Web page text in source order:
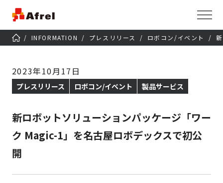
INFORMATION プレスリリース ロボコン/イベント
2023年10月17日
プレスリリース ロボコン/イベント 製品サービス
新ロボットソリューションパッケージ「ワー
ク Magic-1」を名古屋ロボデックスで初公
開